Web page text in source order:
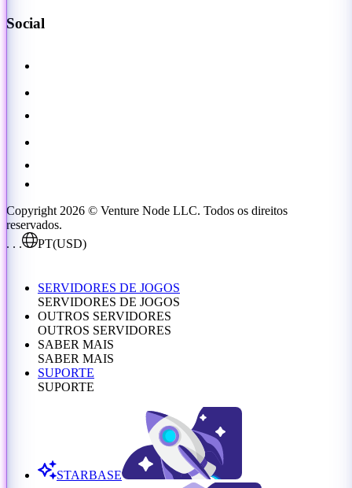
Social
Copyright 2026 © Venture Node LLC. Todos os direitos
reservados.
. . .
PT(USD)
SERVIDORES DE JOGOS
SERVIDORES DE JOGOS
OUTROS SERVIDORES
OUTROS SERVIDORES
SABER MAIS
SABER MAIS
SUPORTE
SUPORTE
STARBASE